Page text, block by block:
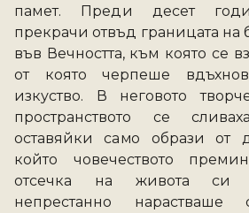
памет. Преди десет
прекрачи отвъд границата на
във Вечността, към която се
от която черпеше
изкуство. В неговото
пространството се
оставяйки само образи от
който човечеството
отсечка на живота си
непрестанно